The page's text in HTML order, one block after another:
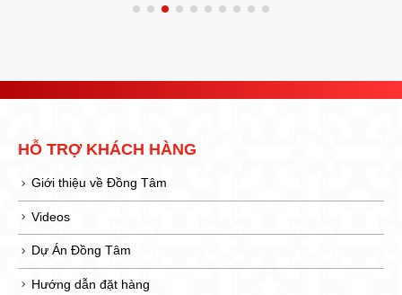
HỖ TRỢ KHÁCH HÀNG
Giới thiệu về Đồng Tâm
Videos
Dự Án Đồng Tâm
Hướng dẫn đặt hàng